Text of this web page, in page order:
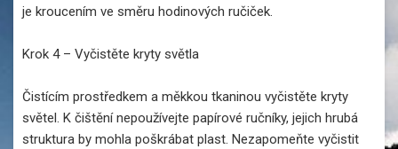
je kroucením ve směru hodinových ručiček.
Krok 4 – Vyčistěte kryty světla
Čistícím prostředkem a měkkou tkaninou vyčistěte kryty
světel. K čištění nepoužívejte papírové ručníky, jejich hrubá
struktura by mohla poškrábat plast. Nezapomeňte vyčistit